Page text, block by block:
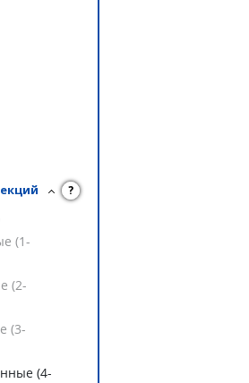
?
(1-
(2-
(3-
(4-